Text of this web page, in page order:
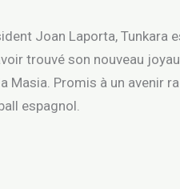
Joan Laporta, Tunkara
trouvé son nouveau
Promis à un avenir
espagnol.